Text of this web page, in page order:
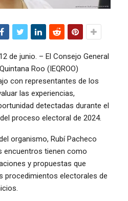
de junio. – El Consejo General
Roo (IEQROO)
con representantes de los
las experiencias,
detectadas durante el
proceso electoral de 2024.
organismo, Rubí Pacheco
encuentros tienen como
y propuestas que
procedimientos electorales de